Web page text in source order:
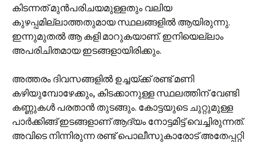
കിടന്നത് മുൻപരിചയമുള്ളതും വലിയ
കുഴപ്പമില്ലാത്തതുമായ സ്ഥലങ്ങളിൽ ആയിരുന്നു.
ഇന്നുമുതൽ ആ കളി മാറുകയാണ്. ഇനിയെല്ലാം
അപരിചിതമായ ഇടങ്ങളായിരിക്കും.
അത്തരം ദിവസങ്ങളിൽ ഉച്ചയ്ക്ക് രണ്ട് മണി
കഴിയുമ്പോഴേക്കും, കിടക്കാനുള്ള സ്ഥലത്തിന് വേണ്ടി
കണ്ണുകൾ പരതാൻ തുടങ്ങും. കോട്ടയുടെ ചുറ്റുമുള്ള
പാർക്കിങ്ങ് ഇടങ്ങളാണ് ആദ്യം നോട്ടമിട്ട് വെച്ചിരുന്നത്.
അവിടെ നിന്നിരുന്ന രണ്ട് പൊലീസുകാരോട് അതേപ്പറ്റി